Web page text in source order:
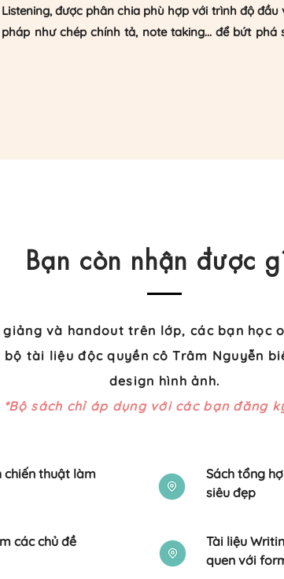
được phân chia phù hợp với trình độ đầu
như chép chính tả, note taking... để bứt phá
​Bạn còn nhận được
giảng và handout trên lớp, các bạn học
tài liệu độc quyền cô Trâm Nguyễn
design hình ảnh.
*Bộ sách chỉ áp dụng với các bạn đăng
chiến thuật làm
​Sách tổng
siêu đẹp
các chủ đề
Tài liệu
quen với